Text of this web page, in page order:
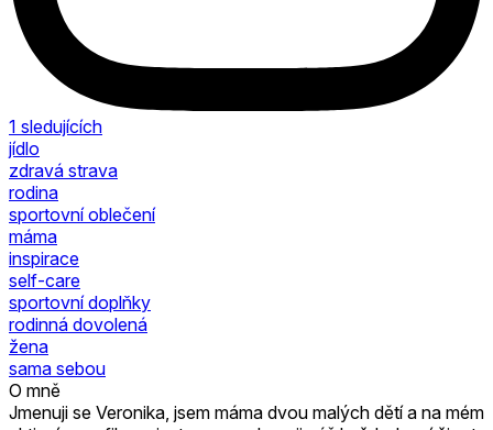
1 sledujících
jídlo
zdravá strava
rodina
sportovní oblečení
máma
inspirace
self-care
sportovní doplňky
rodinná dovolená
žena
sama sebou
O mně
Jmenuji se Veronika, jsem máma dvou malých dětí a na mém